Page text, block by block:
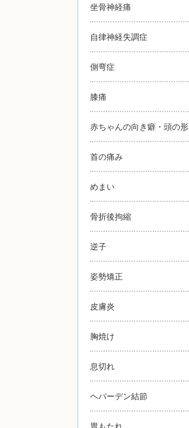
坐骨神経痛
自律神経失調症
側弯症
膝痛
赤ちゃんの向き癖・頭の形
首の痛み
めまい
骨折後拘縮
逆子
姿勢矯正
皮膚炎
胸焼け
息切れ
ヘバーデン結節